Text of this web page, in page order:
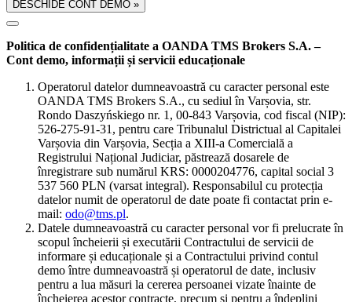
DESCHIDE CONT DEMO »
Politica de confidențialitate a OANDA TMS Brokers S.A. –
Cont demo, informații și servicii educaționale
Operatorul datelor dumneavoastră cu caracter personal este
OANDA TMS Brokers S.A., cu sediul în Varșovia, str.
Rondo Daszyńskiego nr. 1, 00-843 Varșovia, cod fiscal (NIP):
526-275-91-31, pentru care Tribunalul Districtual al Capitalei
Varșovia din Varșovia, Secția a XIII-a Comercială a
Registrului Național Judiciar, păstrează dosarele de
înregistrare sub numărul KRS: 0000204776, capital social 3
537 560 PLN (varsat integral). Responsabilul cu protecția
datelor numit de operatorul de date poate fi contactat prin e-
mail: odo@tms.pl.
Datele dumneavoastră cu caracter personal vor fi prelucrate în
scopul încheierii și executării Contractului de servicii de
informare și educaționale și a Contractului privind contul
demo între dumneavoastră și operatorul de date, inclusiv
pentru a lua măsuri la cererea persoanei vizate înainte de
încheierea acestor contracte, precum și pentru a îndeplini